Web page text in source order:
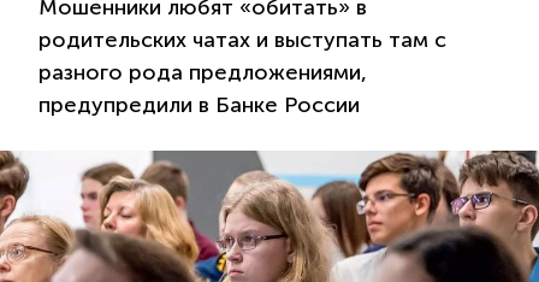
Мошенники любят «обитать» в
родительских чатах и выступать там с
разного рода предложениями,
предупредили в Банке России